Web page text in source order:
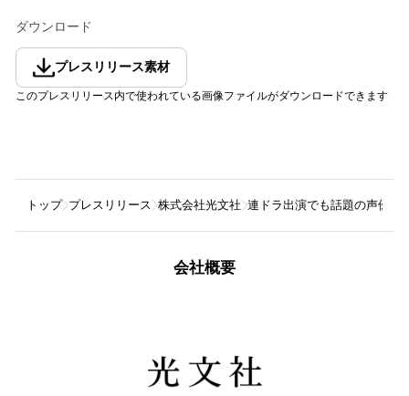
ダウンロード
プレスリリース素材
このプレスリリース内で使われている画像ファイルがダウンロードできます
トップ プレスリリース 株式会社光文社 連ドラ出演でも話題の声優・
会社概要